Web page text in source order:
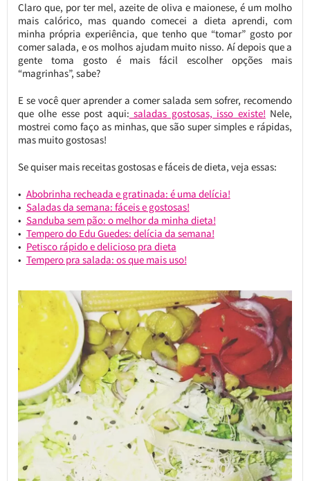
Claro que, por ter mel, azeite de oliva e maionese, é um molho
mais calórico, mas quando comecei a dieta aprendi, com
minha própria experiência, que tenho que “tomar” gosto por
comer salada, e os molhos ajudam muito nisso. Aí depois que a
gente toma gosto é mais fácil escolher opções mais
“magrinhas”, sabe?
E se você quer aprender a comer salada sem sofrer, recomendo
que olhe esse post aqui: saladas gostosas, isso existe! Nele,
mostrei como faço as minhas, que são super simples e rápidas,
mas muito gostosas!
Se quiser mais receitas gostosas e fáceis de dieta, veja essas:
Abobrinha recheada e gratinada: é uma delícia!
Saladas da semana: fáceis e gostosas!
Sanduba sem pão: o melhor da minha dieta!
Tempero do Edu Guedes: delícia da semana!
Petisco rápido e delicioso pra dieta
Tempero pra salada: os que mais uso!